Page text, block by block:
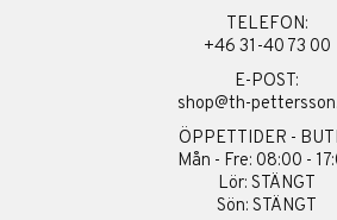
TELEFON:
+46 31-40 73 00
E-POST:
shop@th-
ÖPPETTIDER -
Mån - Fre: 08:00 -
Lör: STÄNGT
Sön: STÄNGT